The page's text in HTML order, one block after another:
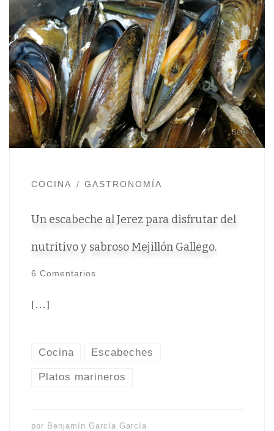
COCINA GASTRONOMÍA
Un escabeche al Jerez para disfrutar del
nutritivo y sabroso Mejillón Gallego.
6 Comentarios
[…]
Cocina Escabeches
Platos marineros
por Benjamín García García